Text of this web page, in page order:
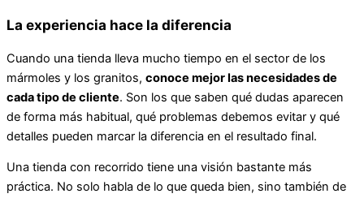
La experiencia hace la diferencia
Cuando una tienda lleva mucho tiempo en el sector de los
mármoles y los granitos, conoce mejor las necesidades de
cada tipo de cliente. Son los que saben qué dudas aparecen
de forma más habitual, qué problemas debemos evitar y qué
detalles pueden marcar la diferencia en el resultado final.
Una tienda con recorrido tiene una visión bastante más
práctica. No solo habla de lo que queda bien, sino también de